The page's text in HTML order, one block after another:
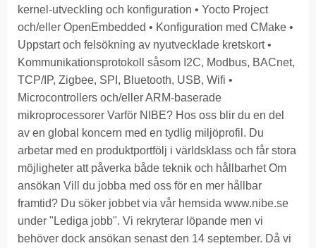
kernel-utveckling och konfiguration • Yocto Project
och/eller OpenEmbedded • Konfiguration med CMake •
Uppstart och felsökning av nyutvecklade kretskort •
Kommunikationsprotokoll såsom I2C, Modbus, BACnet,
TCP/IP, Zigbee, SPI, Bluetooth, USB, Wifi •
Microcontrollers och/eller ARM-baserade
mikroprocessorer Varför NIBE? Hos oss blir du en del
av en global koncern med en tydlig miljöprofil. Du
arbetar med en produktportfölj i världsklass och får stora
möjligheter att påverka både teknik och hållbarhet Om
ansökan Vill du jobba med oss för en mer hållbar
framtid? Du söker jobbet via vår hemsida www.nibe.se
under "Lediga jobb". Vi rekryterar löpande men vi
behöver dock ansökan senast den 14 september. Då vi